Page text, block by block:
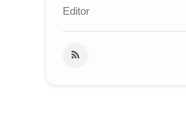
Editor